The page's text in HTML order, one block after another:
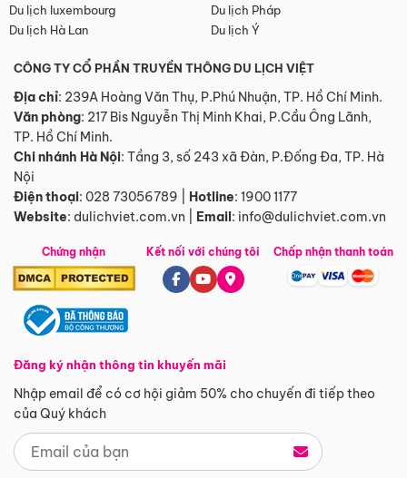
Du lịch luxembourg
Du lịch Pháp
Du lịch Hà Lan
Du lịch Ý
CÔNG TY CỔ PHẦN TRUYỀN THÔNG DU LỊCH VIỆT
Địa chỉ: 239A Hoàng Văn Thụ, P.Phú Nhuận, TP. Hồ Chí Minh.
Văn phòng: 217 Bis Nguyễn Thị Minh Khai, P.Cầu Ông Lãnh,
TP. Hồ Chí Minh.
Chi nhánh Hà Nội: Tầng 3, số 243 xã Đàn, P.Đống Đa, TP. Hà
Nội
Điện thoại: 028 73056789 Hotline: 1900 1177
Website: dulichviet.com.vn Email: info@dulichviet.com.vn
Chứng nhận
Đăng ký nhận thông tin khuyến mãi
Nhập email để có cơ hội giảm 50% cho chuyến đi tiếp theo
của Quý khách
Kết nối với chúng tôi Chấp nhận thanh toán